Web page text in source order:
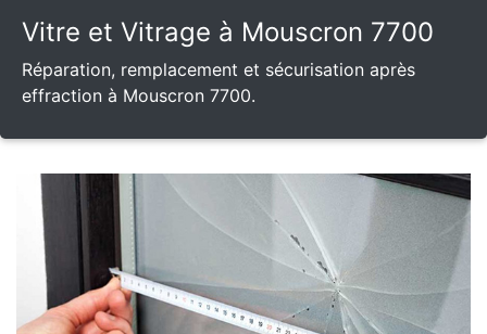
Vitre et Vitrage à Mouscron 7700
Réparation, remplacement et sécurisation après
effraction à Mouscron 7700.